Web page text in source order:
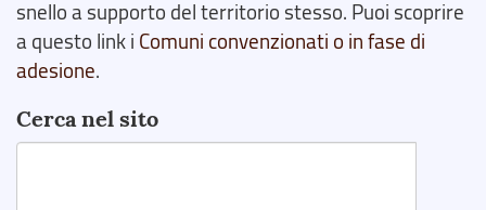
snello a supporto del territorio stesso. Puoi scoprire
a questo link i Comuni convenzionati o in fase di
adesione.
Cerca nel sito